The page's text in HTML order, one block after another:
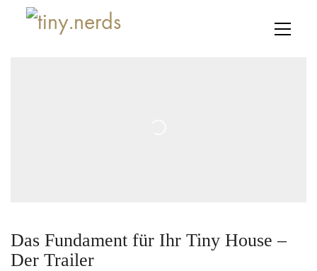
Das Fundament für Ihr Tiny House –
Der Trailer